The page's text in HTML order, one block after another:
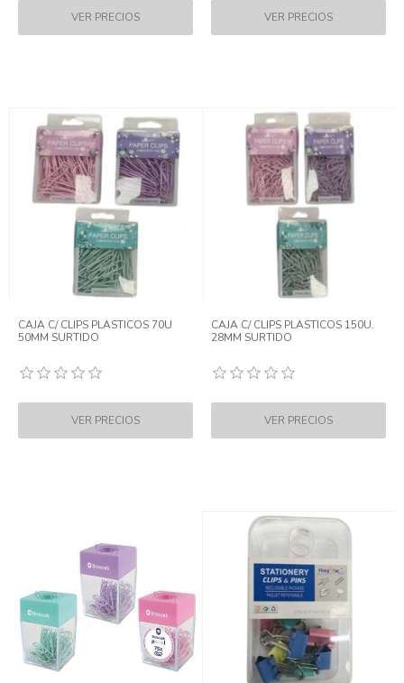
CAJA C/ CLIPS PLASTICOS 70U
50MM SURTIDO
CAJA C/ CLIPS PLASTICOS 150U.
28MM SURTIDO